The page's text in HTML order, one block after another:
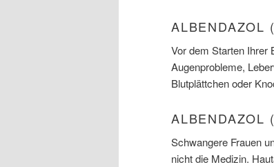
ALBENDAZOL
Vor dem Starten Ihrer
Augenprobleme,
Blutplättchen oder
ALBENDAZOL
Schwangere Frauen
nicht die Medizin.